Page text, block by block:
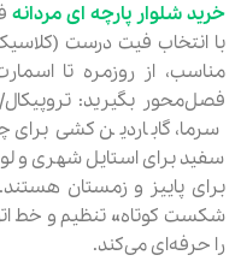
خرید شلوار پارچه ای مردانه
با انتخاب فیت درست
مناسب، از روزمره تا
فصل‌محور بگیرید: تروپیکال/
سرما، گاباردین کشی
سفید برای استایل شهری و
برای پاییز و زمستان
شکست کوتاه» تنظیم و خط
را حرفه‌ای می‌کند.